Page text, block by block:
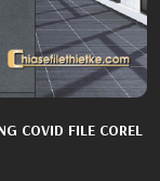
COVID FILE COREL